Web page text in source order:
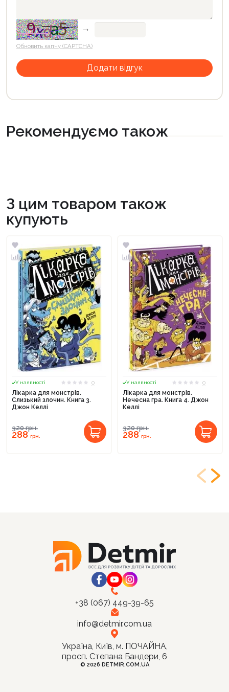
→
Обновить капчу (CAPTCHA)
Рекомендуємо також
З цим товаром також
купують
У наявності
0
Лікарка для монстрів.
Слизький злочин. Книга 3.
Джон Келлі
320грн.
288грн.
У наявності
0
Лікарка для монстрів.
Нечесна гра. Книга 4. Джон
Келлі
320грн.
288грн.
+38 (067) 449-39-65
info@detmir.com.ua
Україна, Київ, м. ПОЧАЙНА,
просп. Степана Бандери, 6
© 2026 DETMIR.COM.UA